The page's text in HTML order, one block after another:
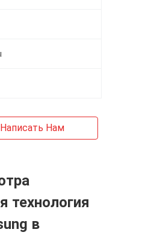
Написать Нам
технология
в